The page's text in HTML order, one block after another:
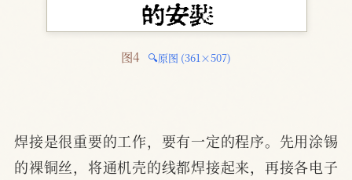
图4 🔍原图 (361×507)
焊接是很重要的工作，要有一定的程序。先用涂锡
的裸铜丝，将通机壳的线都焊接起来，再接各电子